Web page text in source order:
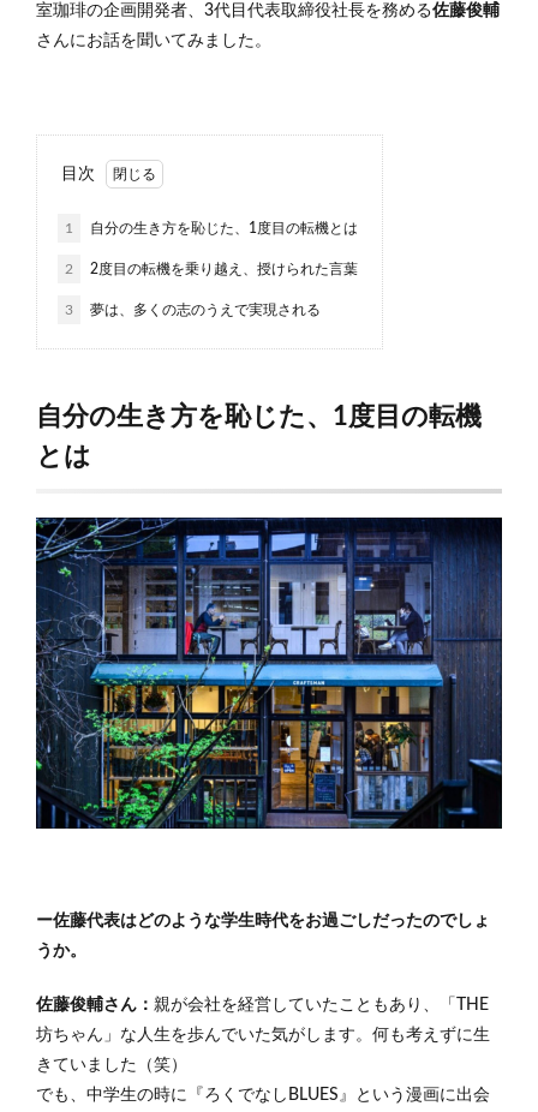
室珈琲の企画開発者、3代目代表取締役社長を務める佐藤俊輔
さんにお話を聞いてみました。
目次
1 自分の生き方を恥じた、1度目の転機とは
2 2度目の転機を乗り越え、授けられた言葉
3 夢は、多くの志のうえで実現される
自分の生き方を恥じた、1度目の転機
とは
ー佐藤代表はどのような学生時代をお過ごしだったのでしょ
うか。
佐藤俊輔さん： 親が会社を経営していたこともあり、「THE
坊ちゃん」な人生を歩んでいた気がします。何も考えずに生
きていました（笑）
でも、中学生の時に『ろくでなしBLUES』という漫画に出会